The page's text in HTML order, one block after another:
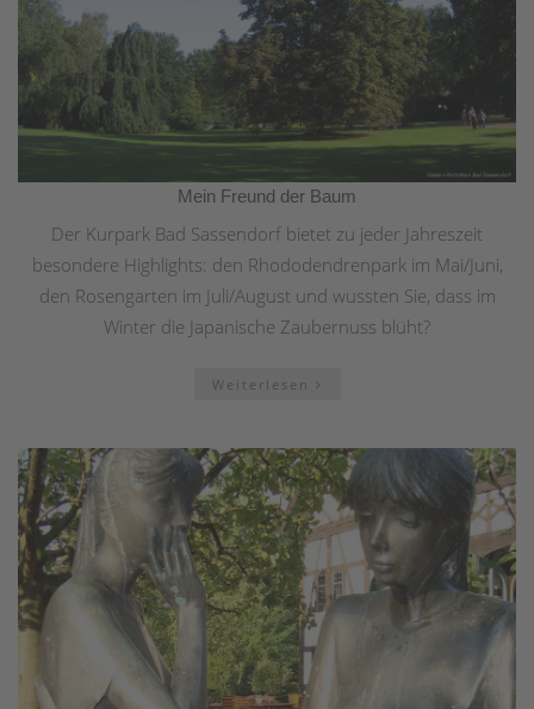
Mein Freund der Baum
Der Kurpark Bad Sassendorf bietet zu jeder Jahreszeit
besondere Highlights: den Rhododendrenpark im Mai/Juni,
den Rosengarten im Juli/August und wussten Sie, dass im
Winter die Japanische Zaubernuss blüht?
Weiterlesen